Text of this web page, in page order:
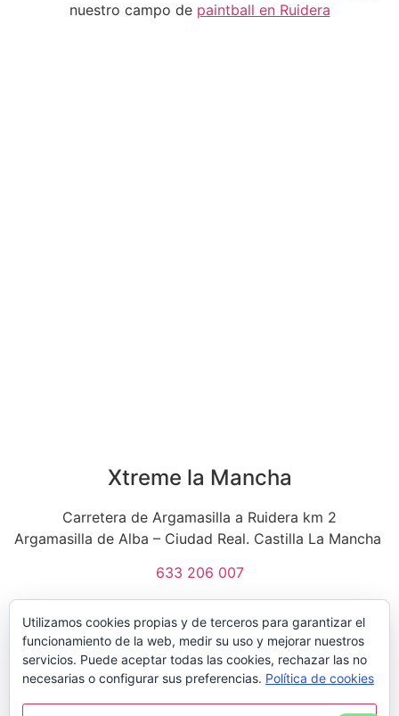
nuestro campo de paintball en Ruidera
Xtreme la Mancha
Carretera de Argamasilla a Ruidera km 2
Argamasilla de Alba – Ciudad Real. Castilla La Mancha
633 206 007
Utilizamos cookies propias y de terceros para garantizar el
funcionamiento de la web, medir su uso y mejorar nuestros
servicios. Puede aceptar todas las cookies, rechazar las no
necesarias o configurar sus preferencias. Política de cookies